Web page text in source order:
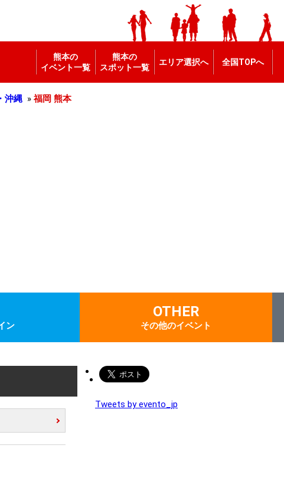
熊本の
イベント一覧
熊本の
スポット一覧
エリア選択へ 全国TOPへ
沖縄 » 福岡 熊本
ン
OTHER
その他のイベント
Tweets by evento_jp